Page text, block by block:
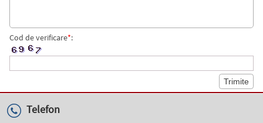
Cod de verificare*:
Telefon